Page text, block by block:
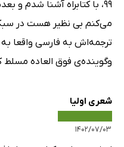
۹۹، با کتابراه آشنا شدم
می‌کنم بی نظیر هست در سبک
ترجمه‌اش به فارسی واقعا
وگوینده‌ی فوق العاده مسلط
شعری اولیا
۱۴۰۲/۰۷/۰۳